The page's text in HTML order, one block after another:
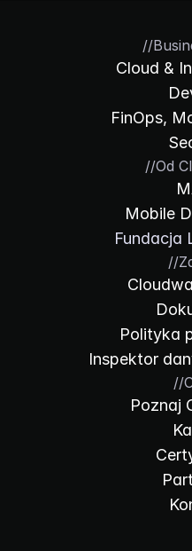
//
Cloud &
FinOps,
//Od
Mobile
Fundacja
//
Polityka
Inspektor
//
Poznaj